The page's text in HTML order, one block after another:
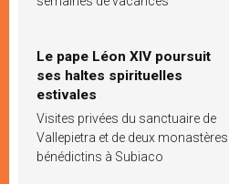
Le pape Léon XIV poursuit
ses haltes spirituelles
estivales
Visites privées du sanctuaire de
Vallepietra et de deux monastères
bénédictins à Subiaco